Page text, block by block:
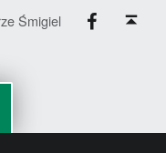
Śmigiel